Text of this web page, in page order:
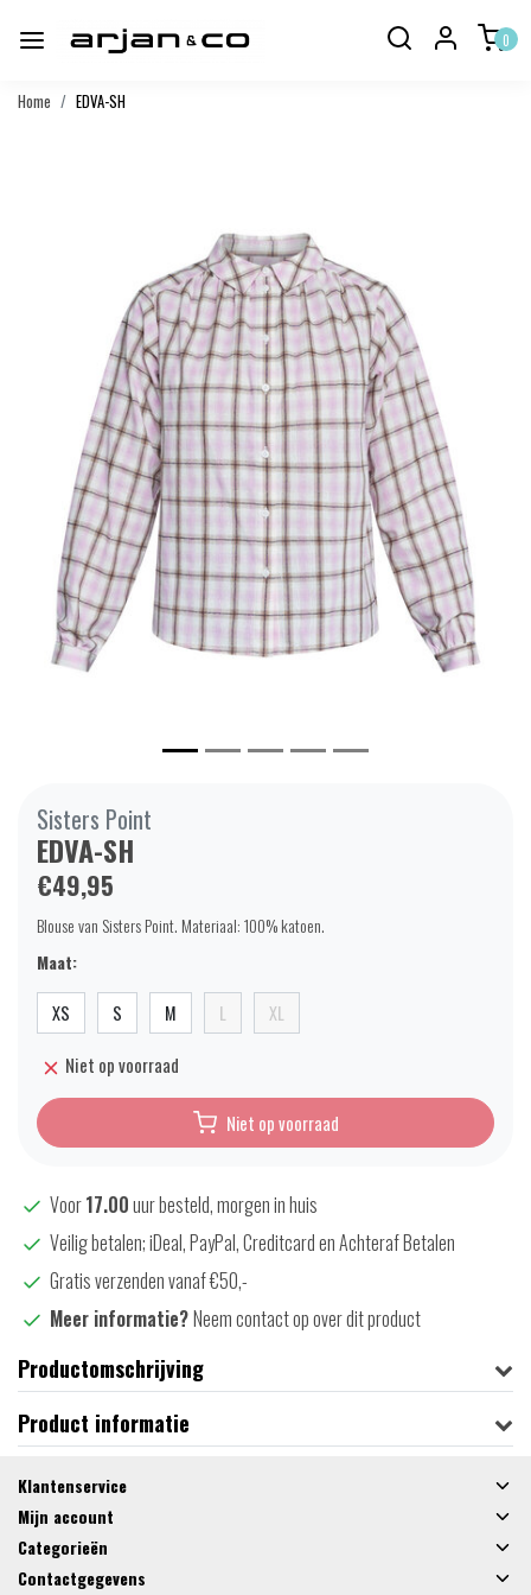
0
Home EDVA-SH
Vorige
Sisters Point
EDVA-SH
€49,95
Blouse van Sisters Point. Materiaal: 100% katoen.
Maat:
XS S M L XL
Niet op voorraad
Niet op voorraad
Voor17.00uur besteld, morgen in huis
Veilig betalen; iDeal, PayPal, Creditcard en Achteraf Betalen
Gratis verzenden vanaf €50,-
Meer informatie?Neem contact op over dit product
Productomschrijving
Product informatie
Klantenservice
Mijn account
Categorieën
Contactgegevens